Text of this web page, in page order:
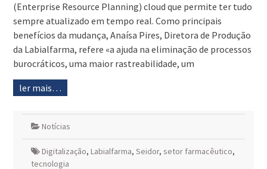
(Enterprise Resource Planning) cloud que permite ter tudo
sempre atualizado em tempo real. Como principais
benefícios da mudança, Anaísa Pires, Diretora de Produção
da Labialfarma, refere «a ajuda na eliminação de processos
burocráticos, uma maior rastreabilidade, um
ler mais…
Notícias
Digitalização, Labialfarma, Seidor, setor farmacêutico,
tecnologia